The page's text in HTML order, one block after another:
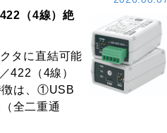
（4線）絶
タに直結可能
422（4線）
徴は、①USB
全二重通